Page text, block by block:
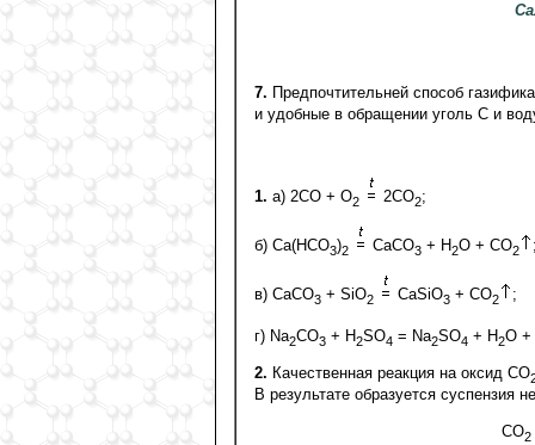
7. Предпочтительней способ
и удобные в обращении уголь С и
1. а) 2СО + О2 2СО2;
б) Са(НСО3)2 СаСО3 + Н2О + СО2
в) СаСО3 + SiО2 СаSiО3 + СО2 ;
г) Na2CO3 + H2SO4 = Na2SO4 + H2O +
2. Качественная реакция на оксид СО
В результате образуется суспензия
СО2